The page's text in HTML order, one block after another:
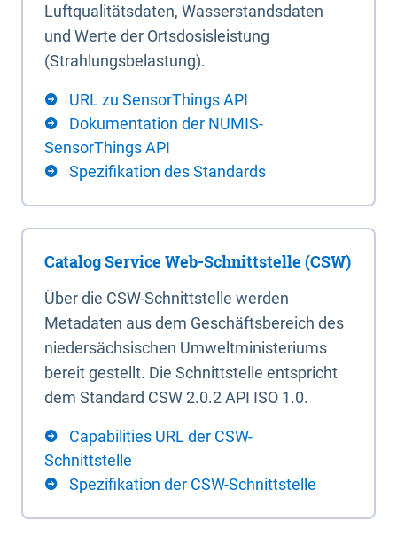
Luftqualitätsdaten, Wasserstandsdaten
und Werte der Ortsdosisleistung
(Strahlungsbelastung).
URL zu SensorThings API
Dokumentation der NUMIS-
SensorThings API
Spezifikation des Standards
Catalog Service Web-Schnittstelle (CSW)
Über die CSW-Schnittstelle werden
Metadaten aus dem Geschäftsbereich des
niedersächsischen Umweltministeriums
bereit gestellt. Die Schnittstelle entspricht
dem Standard CSW 2.0.2 API ISO 1.0.
Capabilities URL der CSW-
Schnittstelle
Spezifikation der CSW-Schnittstelle